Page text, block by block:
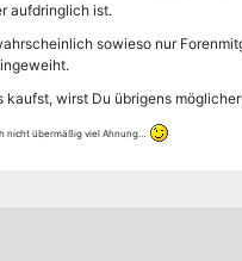
aufdringlich ist.
sowieso nur
kaufst, wirst Du übrigens
nicht übermäßig viel Ahnung…